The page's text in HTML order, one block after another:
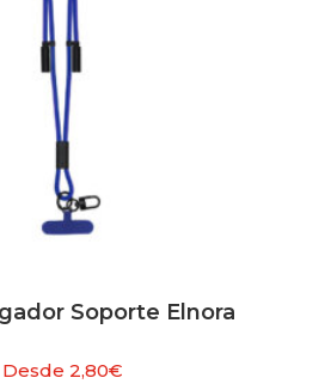
Soporte Elnora
Desde2,80€